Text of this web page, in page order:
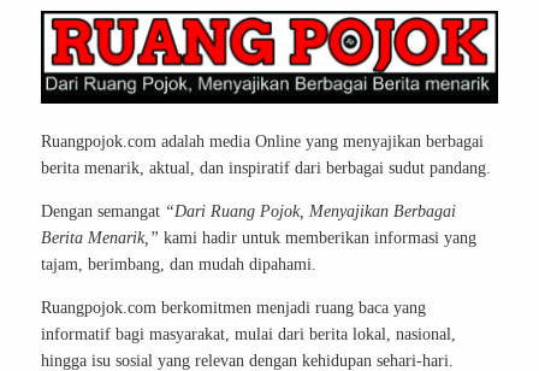
Ruangpojok.com adalah media Online yang menyajikan berbagai
berita menarik, aktual, dan inspiratif dari berbagai sudut pandang.
Dengan semangat “Dari Ruang Pojok, Menyajikan Berbagai
Berita Menarik,” kami hadir untuk memberikan informasi yang
tajam, berimbang, dan mudah dipahami.
Ruangpojok.com berkomitmen menjadi ruang baca yang
informatif bagi masyarakat, mulai dari berita lokal, nasional,
hingga isu sosial yang relevan dengan kehidupan sehari-hari.